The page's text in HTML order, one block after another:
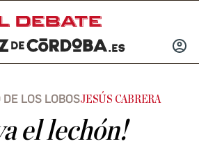
INICIAR
DE LOS LOBOSJESÚS CABRERA
el lechón!